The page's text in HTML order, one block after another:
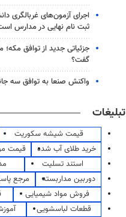
اجرای آزمون‌های غربالگری
ثبت نام نهایی در مدارس
جزئیاتی جدید از توافق مکه؛
گفت؟
واکنش صنعا به توافق سه
تبلیغات
قیمت شیشه سکوریت
خرید طلای آب شده
قیمت
استند تسلیت
دوربین مداربسته
مرجع
فروش مواد شیمیایی
قطعات لباسشویی